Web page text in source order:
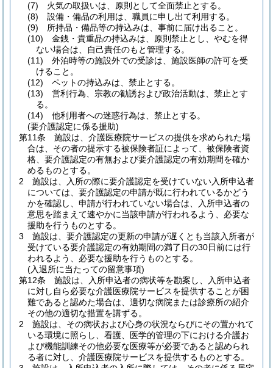
(7)
火気の取扱いは、原則として全面禁止とする。
(8)
設備・備品の利用は、職員に申し出て利用する。
(9)
所持品・備品等の持込みは、事前に届け出ること。
(10)
金銭・貴重品の持込みは、原則禁止とし、やむを得
ない場合は、自己責任のもと管理する。
(11)
外泊時等の施設外での受診は、施設医師の許可を受
けること。
(12)
ペットの持込みは、禁止とする。
(13)
営利行為、宗教の勧誘および政治活動は、禁止とす
る。
(14)
他利用者への迷惑行為は、禁止とする。
(要介護認定に係る援助)
第11条
施設は、介護医療院サービスの提供を求められた場
合は、その者の提示する被保険者証によって、被保険者資
格、要介護認定の有無および要介護認定の有効期間を確か
めるものとする。
2
施設は、入所の際に要介護認定を受けていない入所申込者
については、要介護認定の申請が既に行われているかどう
かを確認し、申請が行われていない場合は、入所申込者の
意思を踏まえて速やかに当該申請が行われるよう、必要な
援助を行うものとする。
3
施設は、要介護認定の更新の申請が遅くとも当該入所者が
受けている要介護認定の有効期間の満了日の30日前には行
われるよう、必要な援助を行うものとする。
(入退所に当たっての留意事項)
第12条
施設は、入所申込者の病状等を勘案し、入所申込者
に対し自ら必要な介護医療院サービスを提供することが困
難であると認めた場合は、適切な病院または診療所の紹介
その他の適切な措置を講ずる。
2
施設は、その病状および心身の状況ならびにその置かれて
いる環境に照らし、看護、医学的管理の下における介護お
よび機能訓練その他必要な医療等が必要であると認められ
る者に対し、介護医療院サービスを提供するものとする。